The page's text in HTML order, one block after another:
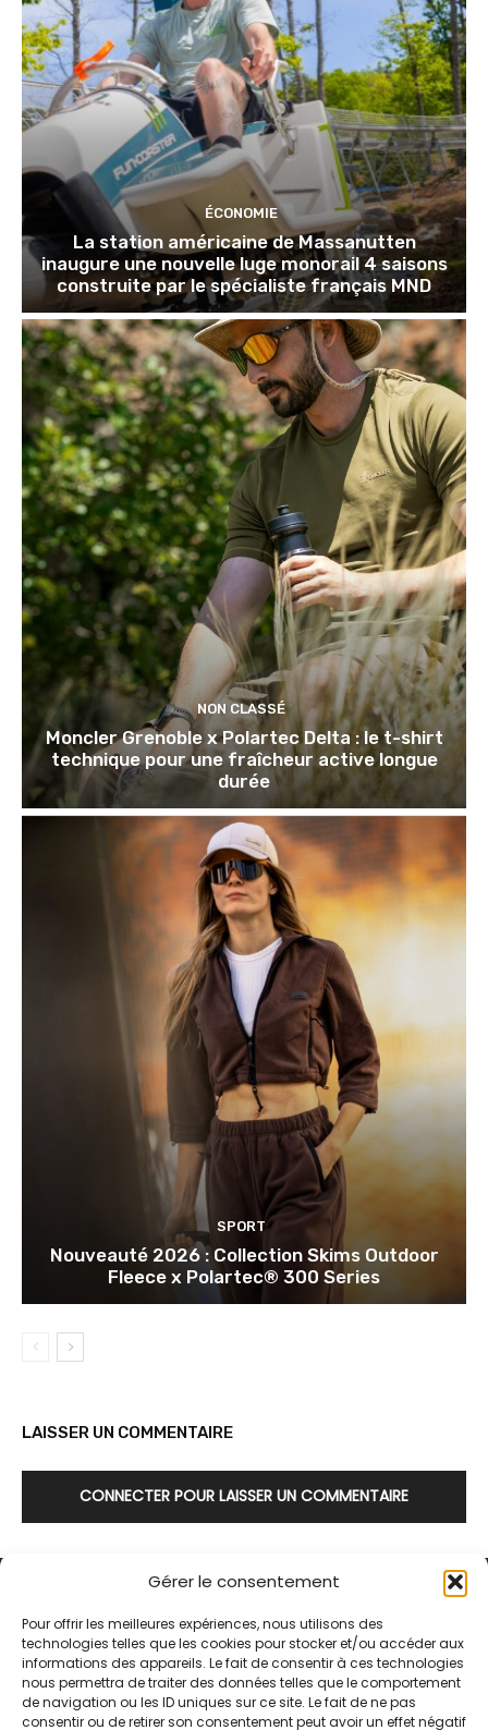
Gérer le consentement
Pour offrir les meilleures expériences, nous utilisons des
technologies telles que les cookies pour stocker et/ou accéder aux
informations des appareils. Le fait de consentir à ces technologies
nous permettra de traiter des données telles que le comportement
de navigation ou les ID uniques sur ce site. Le fait de ne pas
consentir ou de retirer son consentement peut avoir un effet négatif
ÉCONOMIE
La station américaine de Massanutten
inaugure une nouvelle luge monorail 4 saisons
construite par le spécialiste français MND
NON CLASSÉ
Moncler Grenoble x Polartec Delta : le t-shirt
technique pour une fraîcheur active longue
durée
SPORT
Nouveauté 2026 : Collection Skims Outdoor
Fleece x Polartec® 300 Series
LAISSER UN COMMENTAIRE
CONNECTER POUR LAISSER UN COMMENTAIRE
Alternative Média est une agence de relations presse et de
relations publiques basée à Grenoble. Depuis 1995, elle conçoit et
pilote des stratégies de visibilité en France et à l’international